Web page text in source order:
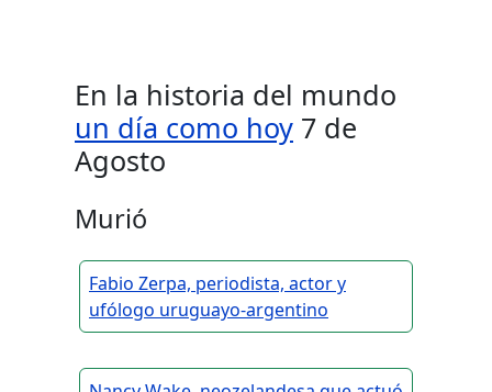
En la historia del mundo
un día como hoy 7 de
Agosto
Murió
Fabio Zerpa, periodista, actor y
ufólogo uruguayo-argentino